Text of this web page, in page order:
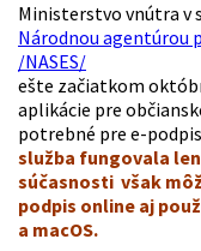
Ministerstvo vnútra v
Národnou agentúrou
/NASES/
ešte začiatkom
aplikácie pre
potrebné pre e-
služba fungovala
súčasnosti však
podpis online aj
a macOS.